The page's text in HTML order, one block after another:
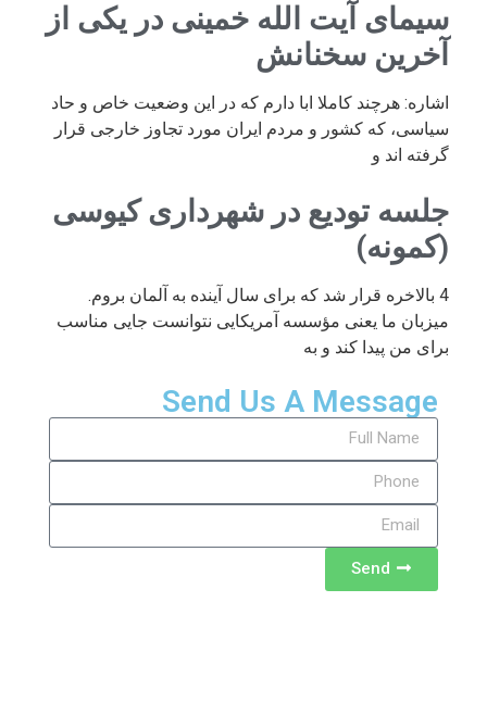
سیمای آیت الله خمینی در یکی از
آخرین سخنانش
اشاره: هرچند کاملا ابا دارم که در این وضعیت خاص و حاد
سیاسی، که کشور و مردم ایران مورد تجاوز خارجی قرار
گرفته اند و
جلسه تودیع در شهرداری کیوسی
(کمونه)
4 بالاخره قرار شد که برای سال آینده به آلمان بروم.
میزبان ما یعنی مؤسسه آمریکایی نتوانست جایی مناسب
برای من پیدا کند و به
Send Us A Message
Send